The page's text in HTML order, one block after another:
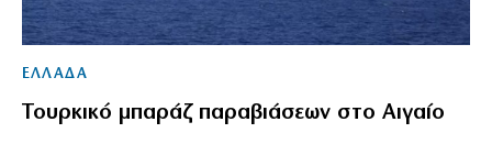
ΕΛΛΑΔΑ
Τουρκικό μπαράζ παραβιάσεων στο Αιγαίο